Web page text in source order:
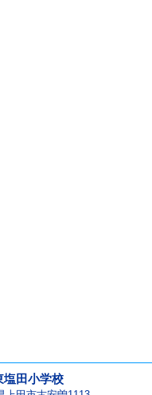
塩田小学校